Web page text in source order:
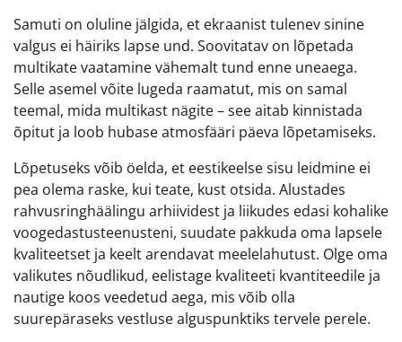
Samuti on oluline jälgida, et ekraanist tulenev sinine
valgus ei häiriks lapse und. Soovitatav on lõpetada
multikate vaatamine vähemalt tund enne uneaega.
Selle asemel võite lugeda raamatut, mis on samal
teemal, mida multikast nägite – see aitab kinnistada
õpitut ja loob hubase atmosfääri päeva lõpetamiseks.
Lõpetuseks võib öelda, et eestikeelse sisu leidmine ei
pea olema raske, kui teate, kust otsida. Alustades
rahvusringhäälingu arhiividest ja liikudes edasi kohalike
voogedastusteenusteni, suudate pakkuda oma lapsele
kvaliteetset ja keelt arendavat meelelahutust. Olge oma
valikutes nõudlikud, eelistage kvaliteeti kvantiteedile ja
nautige koos veedetud aega, mis võib olla
suurepäraseks vestluse alguspunktiks tervele perele.